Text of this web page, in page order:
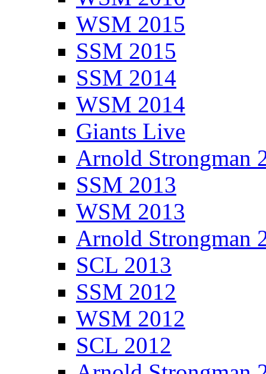
WSM 2015
SSM 2015
SSM 2014
WSM 2014
Giants Live
Arnold Strongman
SSM 2013
WSM 2013
Arnold Strongman
SCL 2013
SSM 2012
WSM 2012
SCL 2012